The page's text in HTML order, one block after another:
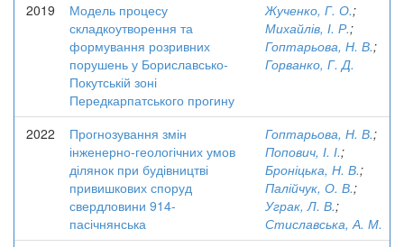
2019
Модель процесу
складкоутворення та
формування розривних
порушень у Бориславсько-
Покутській зоні
Передкарпатського прогину
Жученко, Г. О.;
Михайлів, І. Р.;
Гоптарьова, Н. В.;
Горванко, Г. Д.
2022
Прогнозування змін
інженерно-геологічних умов
ділянок при будівництві
привишкових споруд
свердловини 914-
пасічнянська
Гоптарьова, Н. В.;
Попович, І. І.;
Броніцька, Н. В.;
Палійчук, О. В.;
Уграк, Л. В.;
Стиславська, А. М.